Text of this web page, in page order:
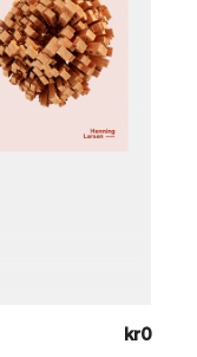
kr0